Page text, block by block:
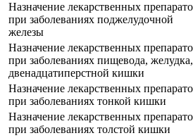
Назначение лекарственных
при заболеваниях поджелудочной
железы
Назначение лекарственных
при заболеваниях пищевода, желудка,
двенадцатиперстной кишки
Назначение лекарственных
при заболеваниях тонкой кишки
Назначение лекарственных
при заболеваниях толстой кишки